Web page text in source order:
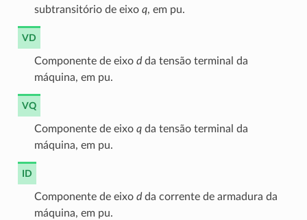
subtransitório de eixo q, em pu.
VD
Componente de eixo dda tensão terminal da
máquina, em pu.
VQ
Componente de eixo qda tensão terminal da
máquina, em pu.
ID
Componente de eixo dda corrente de armadura da
máquina, em pu.